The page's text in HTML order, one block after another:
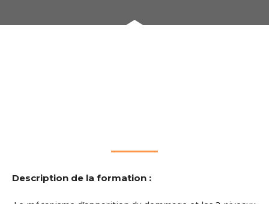
Description de la formation :